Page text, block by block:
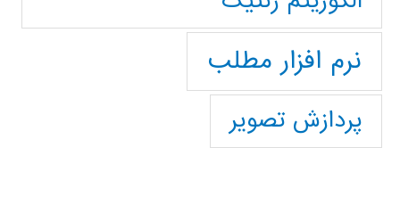
نرم افزار مطلب
پردازش تصویر